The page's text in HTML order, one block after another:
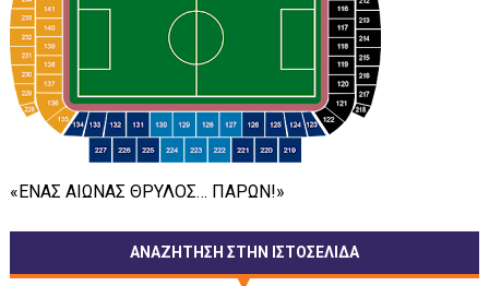
«ΕΝΑΣ ΑΙΩΝΑΣ ΘΡΥΛΟΣ… ΠΑΡΩΝ!»
ΑΝΑΖΗΤΗΣΗ ΣΤΗΝ ΙΣΤΟΣΕΛΙΔΑ